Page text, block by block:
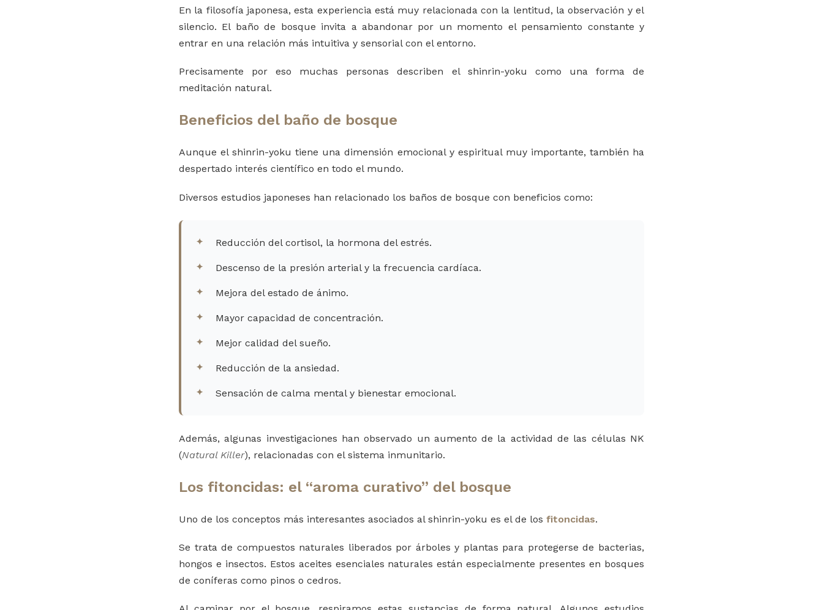
En la filosofía japonesa, esta experiencia está muy relacionada con la lentitud, la observación y el
silencio. El baño de bosque invita a abandonar por un momento el pensamiento constante y
entrar en una relación más intuitiva y sensorial con el entorno.
Precisamente por eso muchas personas describen el shinrin-yoku como una forma de
meditación natural.
Beneficios del baño de bosque
Aunque el shinrin-yoku tiene una dimensión emocional y espiritual muy importante, también ha
despertado interés científico en todo el mundo.
Diversos estudios japoneses han relacionado los baños de bosque con beneficios como:
Reducción del cortisol, la hormona del estrés.
Descenso de la presión arterial y la frecuencia cardíaca.
Mejora del estado de ánimo.
Mayor capacidad de concentración.
Mejor calidad del sueño.
Reducción de la ansiedad.
Sensación de calma mental y bienestar emocional.
Además, algunas investigaciones han observado un aumento de la actividad de las células NK
(Natural Killer), relacionadas con el sistema inmunitario.
Los fitoncidas: el “aroma curativo” del bosque
Uno de los conceptos más interesantes asociados al shinrin-yoku es el de los fitoncidas.
Se trata de compuestos naturales liberados por árboles y plantas para protegerse de bacterias,
hongos e insectos. Estos aceites esenciales naturales están especialmente presentes en bosques
de coníferas como pinos o cedros.